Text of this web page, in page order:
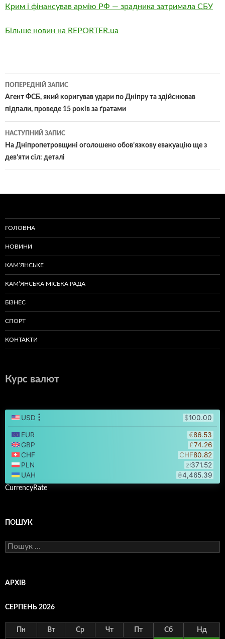
Крим і фінансував армію РФ — зрадника затримала СБУ
Більше новин на REPORTER.ua
Навігація
по
записам
ПОПЕРЕДНІЙ ЗАПИС
Агент ФСБ, який коригував удари по Дніпру та здійснював
підпали, проведе 15 років за ґратами
НАСТУПНИЙ ЗАПИС
На Дніпропетровщині оголошено обов’язкову евакуацію ще з
дев’яти сіл: деталі
ГОЛОВНА
НОВИНИ
КАМ’ЯНСЬКЕ
КАМ’ЯНСЬКА МІСЬКА РАДА
БІЗНЕС
СПОРТ
КОНТАКТИ
Курс валют
CurrencyRate
ПОШУК
Пошук:
АРХІВ
СЕРПЕНЬ 2026
Пн Вт Ср Чт Пт Сб Нд